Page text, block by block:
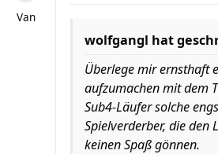
Van
wolfgangl hat
Überlege mir ernsthaft
aufzumachen mit dem
Sub4-Läufer solche
Spielverderber, die den
keinen Spaß gönnen.